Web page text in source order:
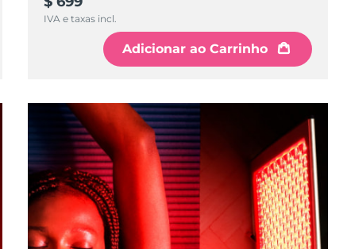
IVA e taxas incl.
Adicionar ao Carrinho